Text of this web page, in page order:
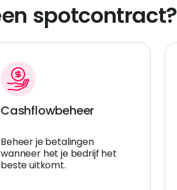
spotcontract?
Cashflowbeheer
Beheer je betalingen
wanneer het je bedrijf het
beste uitkomt.